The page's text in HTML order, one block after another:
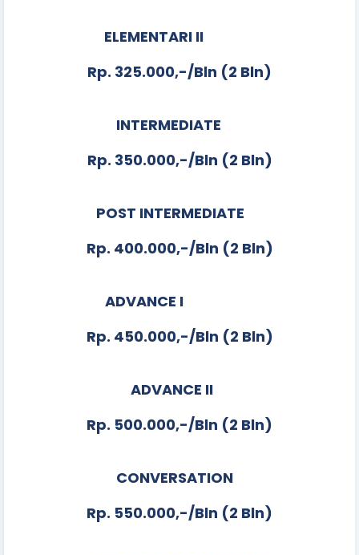
ELEMENTARI II
Rp. 325.000,-/Bln (2 Bln)
INTERMEDIATE
Rp. 350.000,-/Bln (2 Bln)
POST INTERMEDIATE
Rp. 400.000,-/Bln (2 Bln)
ADVANCE I
Rp. 450.000,-/Bln (2 Bln)
ADVANCE II
Rp. 500.000,-/Bln (2 Bln)
CONVERSATION
Rp. 550.000,-/Bln (2 Bln)